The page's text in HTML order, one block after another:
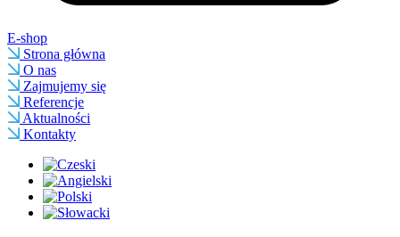
E-shop
Strona główna
O nas
Zajmujemy się
Referencje
Aktualności
Kontakty